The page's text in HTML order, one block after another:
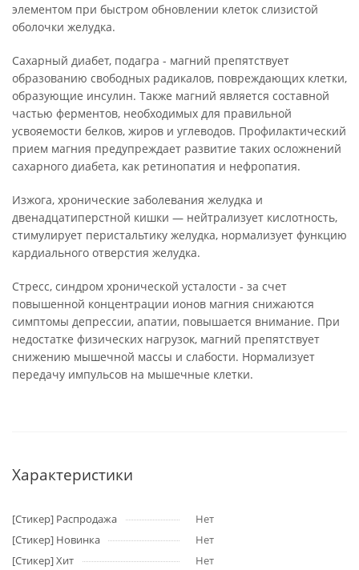
элементом при быстром обновлении клеток слизистой
оболочки желудка.
Сахарный диабет, подагра - магний препятствует
образованию свободных радикалов, повреждающих клетки,
образующие инсулин. Также магний является составной
частью ферментов, необходимых для правильной
усвояемости белков, жиров и углеводов. Профилактический
прием магния предупреждает развитие таких осложнений
сахарного диабета, как ретинопатия и нефропатия.
Изжога, хронические заболевания желудка и
двенадцатиперстной кишки — нейтрализует кислотность,
стимулирует перистальтику желудка, нормализует функцию
кардиального отверстия желудка.
Стресс, синдром хронической усталости - за счет
повышенной концентрации ионов магния снижаются
симптомы депрессии, апатии, повышается внимание. При
недостатке физических нагрузок, магний препятствует
снижению мышечной массы и слабости. Нормализует
передачу импульсов на мышечные клетки.
Характеристики
[Стикер] Распродажа
Нет
[Стикер] Новинка
Нет
[Стикер] Хит
Нет